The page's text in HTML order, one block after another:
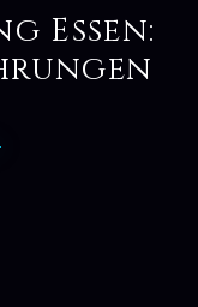
Essen: